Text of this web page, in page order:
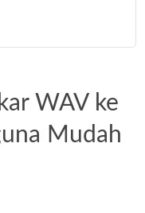
WAV ke
Mudah